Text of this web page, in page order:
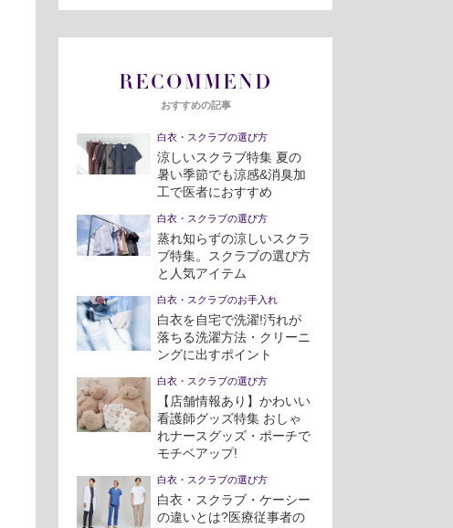
RECOMMEND
おすすめの記事
白衣・スクラブの選び方
涼しいスクラブ特集 夏の
暑い季節でも涼感&消臭加
工で医者におすすめ
白衣・スクラブの選び方
蒸れ知らずの涼しいスクラ
ブ特集。スクラブの選び方
と人気アイテム
白衣・スクラブのお手入れ
白衣を自宅で洗濯!汚れが
落ちる洗濯方法・クリーニ
ングに出すポイント
白衣・スクラブの選び方
【店舗情報あり】かわいい
看護師グッズ特集 おしゃ
れナースグッズ・ポーチで
モチベアップ!
白衣・スクラブの選び方
白衣・スクラブ・ケーシー
の違いとは?医療従事者の